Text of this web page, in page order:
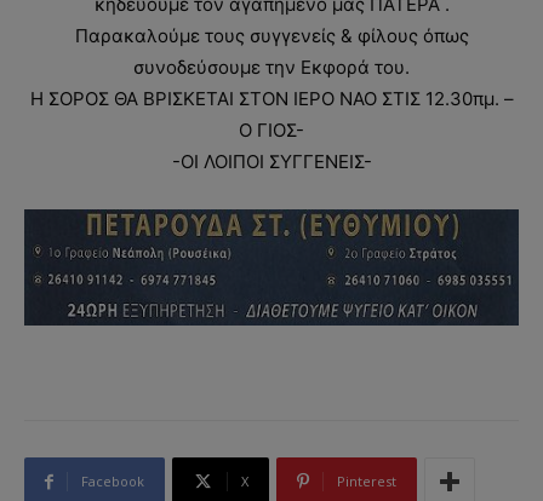
Παρακαλούμε τους συγγενείς & φίλους όπως
συνοδεύσουμε την Εκφορά του.
Η ΣΟΡΟΣ ΘΑ ΒΡΙΣΚΕΤΑΙ ΣΤΟΝ ΙΕΡΟ ΝΑΟ ΣΤΙΣ 12.30πμ. –
Ο ΓΙΟΣ-
-ΟΙ ΛΟΙΠΟΙ ΣΥΓΓΕΝΕΙΣ-
Facebook X Pinterest